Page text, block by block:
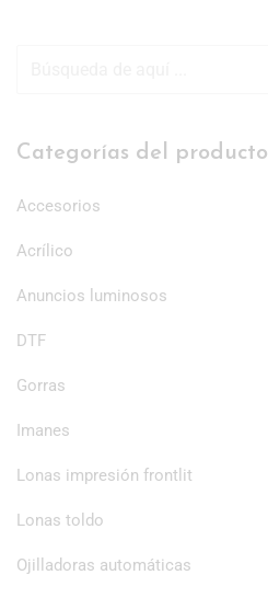
Categorías del producto
Accesorios
Acrílico
Anuncios luminosos
DTF
Gorras
Imanes
Lonas impresión frontlit
Lonas toldo
Ojilladoras automáticas